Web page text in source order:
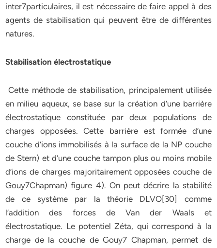
inter7particulaires, il est nécessaire de faire appel à des
agents de stabilisation qui peuvent être de différentes
natures.
Stabilisation électrostatique
Cette méthode de stabilisation, principalement utilisée
en milieu aqueux, se base sur la création d’une barrière
électrostatique constituée par deux populations de
charges opposées. Cette barrière est formée d’une
couche d’ions immobilisés à la surface de la NP couche
de Stern) et d’une couche tampon plus ou moins mobile
d’ions de charges majoritairement opposées couche de
Gouy7Chapman) figure 4). On peut décrire la stabilité
de ce système par la théorie DLVO[30] comme
l’addition des forces de Van der Waals et
électrostatique. Le potentiel Zéta, qui correspond à la
charge de la couche de Gouy7 Chapman, permet de